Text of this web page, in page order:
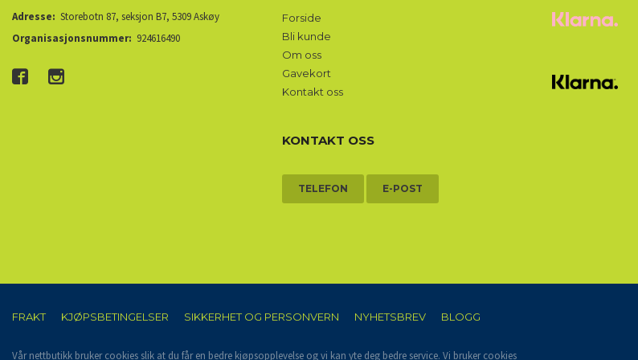
Adresse: Storebotn 87, seksjon B7, 5309 Askøy
Organisasjonsnummer: 924616490
Forside
Bli kunde
Om oss
Gavekort
Kontakt oss
KONTAKT OSS
TELEFON E-POST
FRAKT KJØPSBETINGELSER SIKKERHET OG PERSONVERN NYHETSBREV BLOGG
Vår nettbutikk bruker cookies slik at du får en bedre kjøpsopplevelse og vi kan yte deg bedre service. Vi bruker cookies